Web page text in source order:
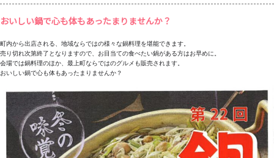
おいしい鍋で心も体もあったまりませんか？
町内から出店される、地域ならではの様々な鍋料理を堪能できます。
売り切れ次第終了となりますので、お目当ての食べたい鍋がある方はお早めに。
会場では鍋料理のほか、最上町ならではのグルメも販売されます。
おいしい鍋で心も体もあったまりませんか？